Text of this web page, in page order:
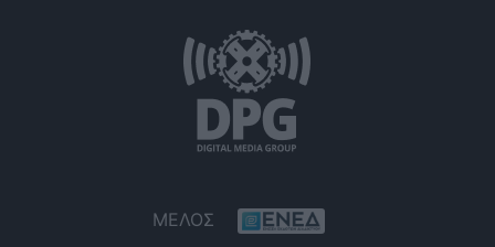
ΜΕΛΟΣ